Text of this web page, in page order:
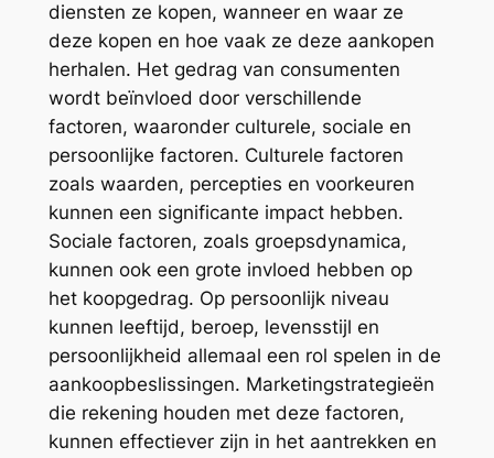
diensten ze kopen, wanneer en waar ze
deze kopen en hoe vaak ze deze aankopen
herhalen. Het gedrag van consumenten
wordt beïnvloed door verschillende
factoren, waaronder culturele, sociale en
persoonlijke factoren. Culturele factoren
zoals waarden, percepties en voorkeuren
kunnen een significante impact hebben.
Sociale factoren, zoals groepsdynamica,
kunnen ook een grote invloed hebben op
het koopgedrag. Op persoonlijk niveau
kunnen leeftijd, beroep, levensstijl en
persoonlijkheid allemaal een rol spelen in de
aankoopbeslissingen. Marketingstrategieën
die rekening houden met deze factoren,
kunnen effectiever zijn in het aantrekken en